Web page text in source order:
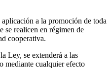
a la promoción de toda
se realicen en régimen de
cooperativa.
Ley, se extenderá a las
mediante cualquier efecto